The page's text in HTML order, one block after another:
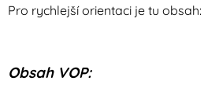
Pro rychlejší orientaci je tu obsah:
Obsah VOP: